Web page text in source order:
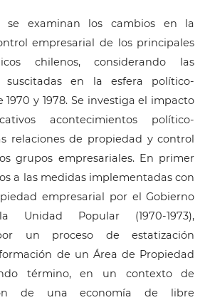
se examinan los cambios en la
empresarial de los principales
chilenos, considerando las
suscitadas en la esfera político-
y 1978. Se investiga el impacto
acontecimientos político-
relaciones de propiedad y control
grupos empresariales. En primer
a las medidas implementadas con
empresarial por el Gobierno
Unidad Popular (1970-1973),
un proceso de estatización
de un Área de Propiedad
término, en un contexto de
de una economía de libre